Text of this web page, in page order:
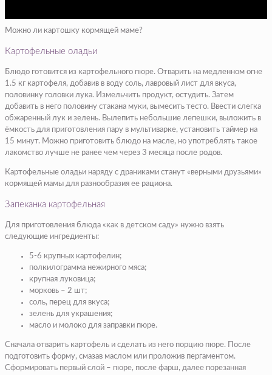
Можно ли картошку кормящей маме?
Картофельные оладьи
Блюдо готовится из картофельного пюре. Отварить на медленном огне
1.5 кг картофеля, добавив в воду соль, лавровый лист для вкуса,
половинку головки лука. Измельчить продукт, остудить. Затем
добавить в него половину стакана муки, вымесить тесто. Ввести слегка
обжаренный лук и зелень. Вылепить небольшие лепешки, выложить в
ёмкость для приготовления пару в мультиварке, установить таймер на
15 минут. Можно приготовить блюдо на масле, но употреблять такое
лакомство лучше не ранее чем через 3 месяца после родов.
Картофельные оладьи наряду с драниками станут «верными друзьями»
кормящей мамы для разнообразия ее рациона.
Запеканка картофельная
Для приготовления блюда «как в детском саду» нужно взять
следующие ингредиенты:
5-6 крупных картофелин;
полкилограмма нежирного мяса;
крупная луковица;
морковь – 2 шт;
соль, перец для вкуса;
зелень для украшения;
масло и молоко для заправки пюре.
Сначала отварить картофель и сделать из него порцию пюре. После
подготовить форму, смазав маслом или проложив пергаментом.
Сформировать первый слой – пюре, после фарш, далее порезанная